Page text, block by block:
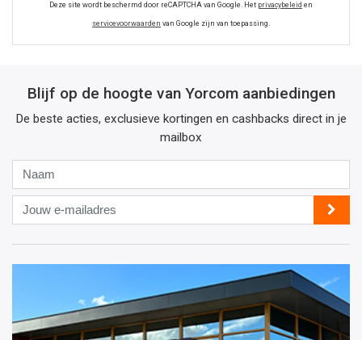
Deze site wordt beschermd door reCAPTCHA van Google. Het privacybeleid en
servicevoorwaarden van Google zijn van toepassing.
Blijf op de hoogte van Yorcom aanbiedingen
De beste acties, exclusieve kortingen en cashbacks direct in je
mailbox
Jouw
e-
mailadres